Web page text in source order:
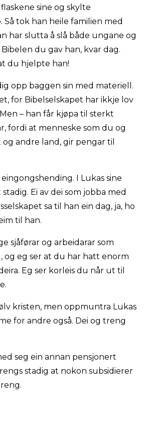
sine og skylte
Så tok han heile familien med
har slutta å slå både ungane og
du gav han, kvar dag.
du hjelpte han!
opp baggen sin med materiell.
for Bibelselskapet har ikkje lov
– han får kjøpa til sterkt
fordi at menneske som du og
og andre land, gir pengar til
I Lukas sine
Ei av dei som jobba med
sa til han ein dag, ja, ho
til han.
sjåførar og arbeidarar som
og eg ser at du har hatt enorm
Eg ser korleis du når ut til
kristen, men oppmuntra Lukas
for andre også. Dei og treng
seg ein annan pensjonert
stadig at nokon subsidierer